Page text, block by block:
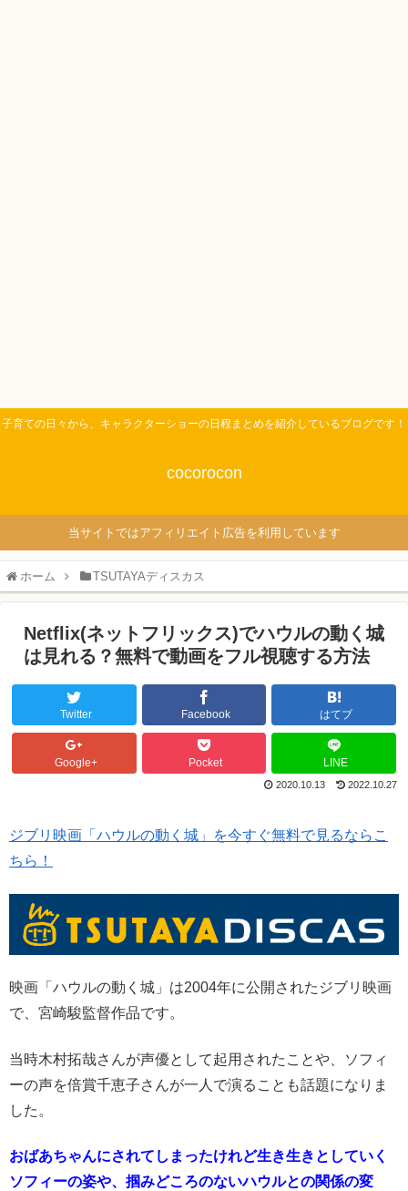
子育ての日々から、キャラクターショーの日程まとめを紹介しているブログです！
cocorocon
当サイトではアフィリエイト広告を利用しています
ホーム TSUTAYAディスカス
Netflix(ネットフリックス)でハウルの動く城
は見れる？無料で動画をフル視聴する方法
Twitter Facebook はてブ
Google+ Pocket LINE
2020.10.13 2022.10.27
ジブリ映画「ハウルの動く城」を今すぐ無料で見るならこ
ちら！
映画「ハウルの動く城」は2004年に公開されたジブリ映画
で、宮崎駿監督作品です。
当時木村拓哉さんが声優として起用されたことや、ソフィ
ーの声を倍賞千恵子さんが一人で演ることも話題になりま
した。
おばあちゃんにされてしまったけれど生き生きとしていく
ソフィーの姿や、掴みどころのないハウルとの関係の変